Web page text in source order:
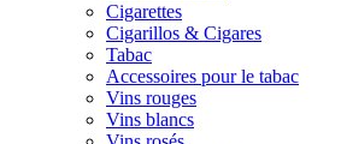
Cigarettes
Cigarillos & Cigares
Tabac
Accessoires pour le tabac
Vins rouges
Vins blancs